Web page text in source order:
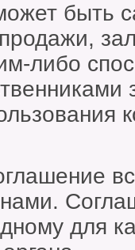
быть
либо
для